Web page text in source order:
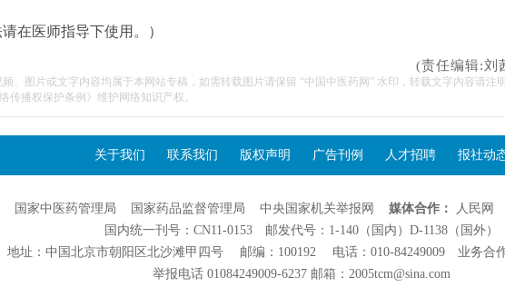
在医师指导下使用。）
(责任编辑:刘
、图片或文字内容均属于本网站专稿，如需转载图片请保留 “中国中医药网” 水印，转载文字内容请注明
传播权保护条例》维护网络知识产权。
关于我们 联系我们 版权声明 广告刊例 人才招聘 报社动
国家中医药管理局 国家药品监督管理局 中央国家机关举报网 媒体合作： 人民网
国内统一刊号：CN11-0153 邮发代号：1-140（国内）D-1138（国外）
地址：中国北京市朝阳区北沙滩甲四号 邮编：100192 电话：010-84249009 业务合作
举报电话 01084249009-6237 邮箱：2005tcm@sina.com